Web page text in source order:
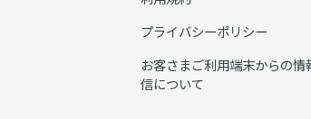
プライバシーポリシー
お客さまご利用端末からの情
信について